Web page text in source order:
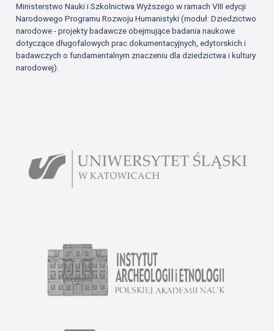
Ministerstwo Nauki i Szkolnictwa Wyższego w ramach VIII edycji
Narodowego Programu Rozwoju Humanistyki (moduł: Dziedzictwo
narodowe - projekty badawcze obejmujące badania naukowe
dotyczące długofalowych prac dokumentacyjnych, edytorskich i
badawczych o fundamentalnym znaczeniu dla dziedzictwa i kultury
narodowej).